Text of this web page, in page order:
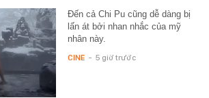
Đến cả Chi Pu cũng dễ dàng bị
lấn át bởi nhan nhắc của mỹ
nhân này.
CINE - 5 giờ trước